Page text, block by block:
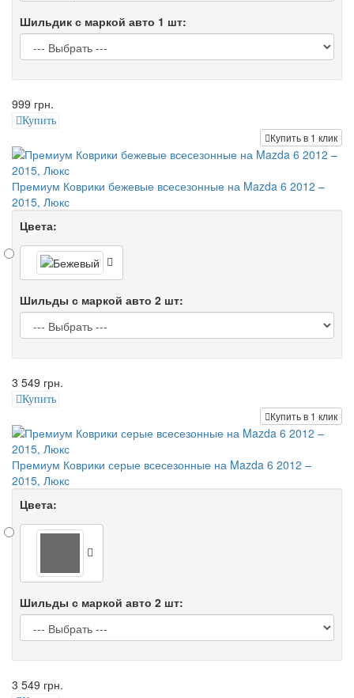
Шильдик с маркой авто 1 шт:
999 грн.
Купить
Купить в 1 клик
Премиум Коврики бежевые всесезонные на Mazda 6 2012 –
2015, Люкс
Цвета:
Шильды с маркой авто 2 шт:
3 549 грн.
Купить
Купить в 1 клик
Премиум Коврики серые всесезонные на Mazda 6 2012 –
2015, Люкс
Цвета:
Шильды с маркой авто 2 шт:
3 549 грн.